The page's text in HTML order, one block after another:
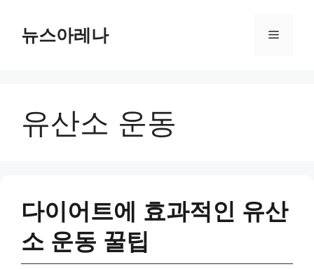
content뉴스아레나 Menu
유산소 운동
다이어트에 효과적인 유산
소 운동 꿀팁